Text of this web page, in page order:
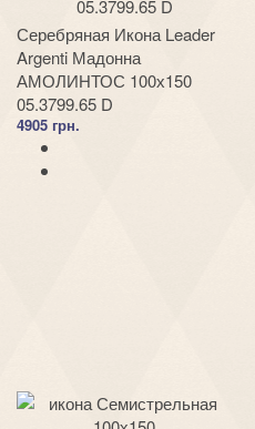
Серебряная Икона Leader
Argenti Мадонна
АМОЛИНТОС 100х150
05.3799.65 D
4905 грн.